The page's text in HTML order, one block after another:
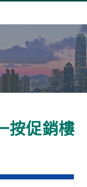
按促銷樓